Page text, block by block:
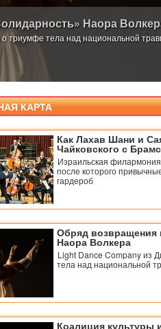
Наора
триумфе тела над национальной
КАРТА
Как Лахав Шани и
Чайковского с
Израильская
после которого
гардероб
Обряд возвращения
Наора Волкера
Light Dance Company из
тела над национальной
Коалиция культуры